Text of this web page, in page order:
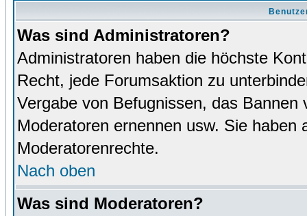
Was sind Administratoren?
Administratoren haben die höchste
Recht, jede Forumsaktion zu
Vergabe von Befugnissen, das
Moderatoren ernennen usw. Sie
Moderatorenrechte.
Nach oben
Was sind Moderatoren?